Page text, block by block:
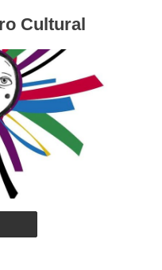
Cultural